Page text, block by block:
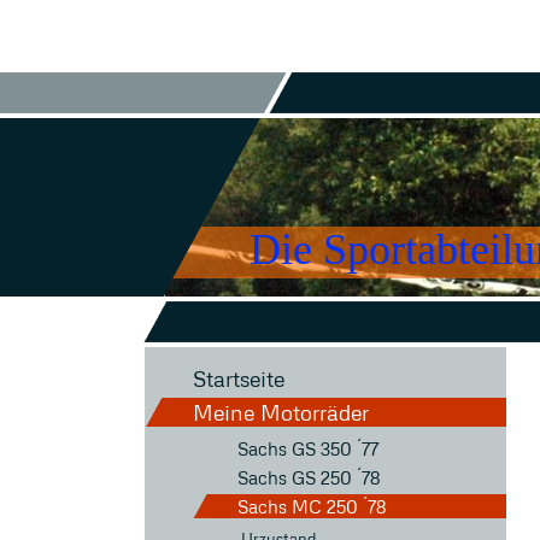
Die
Startseite
Meine Motorräder
Sachs GS 350 ´77
Sachs GS 250 ´78
Sachs MC 250 ´78